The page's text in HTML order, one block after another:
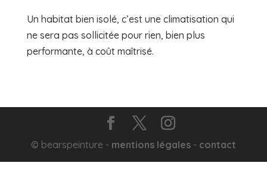
Un habitat bien isolé, c’est une climatisation qui
ne sera pas sollicitée pour rien, bien plus
performante, à coût maîtrisé.
© bearspeinture - mentions légales- contact